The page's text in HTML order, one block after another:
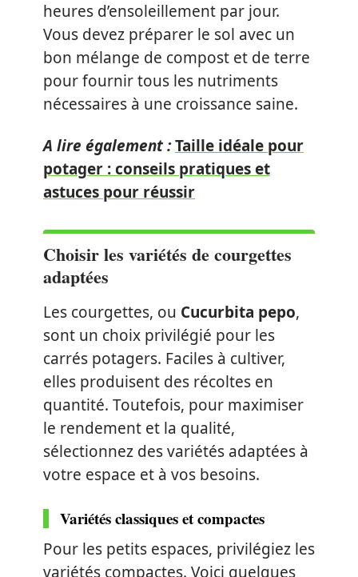
heures d’ensoleillement par jour.
Vous devez préparer le sol avec un
bon mélange de compost et de terre
pour fournir tous les nutriments
nécessaires à une croissance saine.
A lire également :Taille idéale pour
potager : conseils pratiques et
astuces pour réussir
Choisir les variétés de courgettes
adaptées
Les courgettes, ou Cucurbita pepo,
sont un choix privilégié pour les
carrés potagers. Faciles à cultiver,
elles produisent des récoltes en
quantité. Toutefois, pour maximiser
le rendement et la qualité,
sélectionnez des variétés adaptées à
votre espace et à vos besoins.
Variétés classiques et compactes
Pour les petits espaces, privilégiez les
variétés compactes. Voici quelques